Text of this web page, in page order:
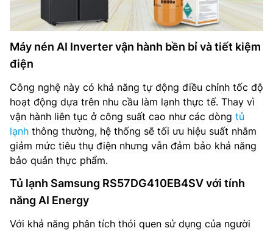
Máy nén AI Inverter vận hành bền bỉ và tiết kiệm
điện
Công nghệ này có khả năng tự động điều chỉnh tốc độ
hoạt động dựa trên nhu cầu làm lạnh thực tế. Thay vì
vận hành liên tục ở công suất cao như các dòng tủ
lạnh thông thường, hệ thống sẽ tối ưu hiệu suất nhằm
giảm mức tiêu thụ điện nhưng vẫn đảm bảo khả năng
bảo quản thực phẩm.
Tủ lạnh Samsung RS57DG410EB4SV với tính
năng AI Energy
Với khả năng phân tích thói quen sử dụng của người